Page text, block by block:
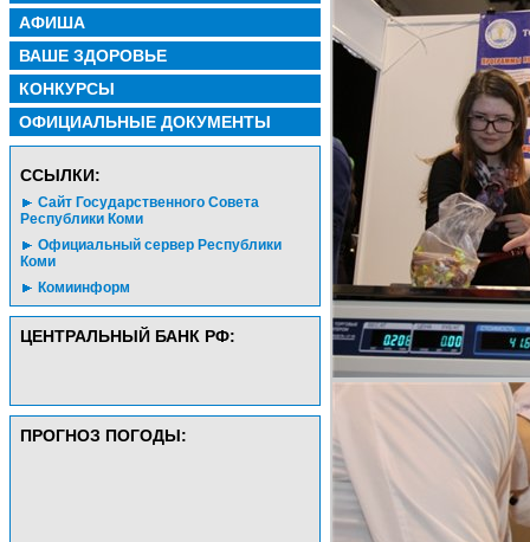
АФИША
ВАШЕ ЗДОРОВЬЕ
КОНКУРСЫ
ОФИЦИАЛЬНЫЕ ДОКУМЕНТЫ
CСЫЛКИ:
Сайт Государственного Совета
Республики Коми
Официальный сервер Республики
Коми
Комиинформ
ЦЕНТРАЛЬНЫЙ БАНК РФ:
ПРОГНОЗ ПОГОДЫ: